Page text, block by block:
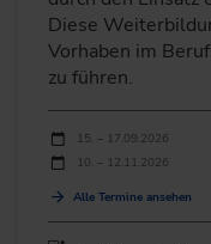
Diese
Vorhaben im
zu führen.
Durchführungen
Veranstaltungsdatum
15. – 17.09.2026
10. – 12.11.2026
Alle Termine ansehen